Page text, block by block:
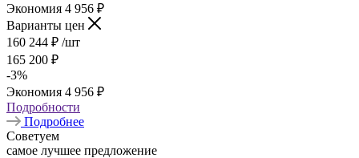
Экономия 4 956 ₽
Варианты цен
160 244 ₽ /шт
165 200 ₽
-3%
Экономия 4 956 ₽
Подробности
Подробнее
Советуем
самое лучшее предложение